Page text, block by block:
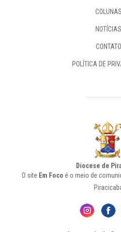
COLUNAS
NOTÍCIAS
CONTATO
POLÍTICA DE
Diocese de
O site Em Foco é o meio de